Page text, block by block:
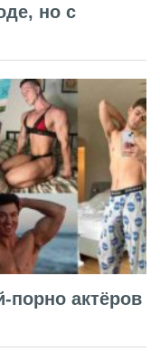
но с
порно актёров